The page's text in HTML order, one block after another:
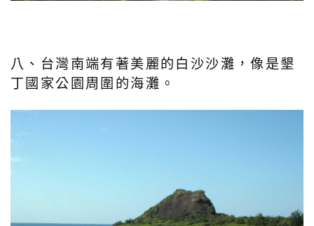
八、台灣南端有著美麗的白沙沙灘，像是墾
丁國家公園周圍的海灘。